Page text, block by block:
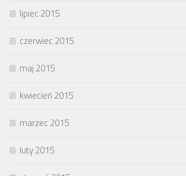
lipiec 2015
czerwiec 2015
maj 2015
kwiecień 2015
marzec 2015
luty 2015